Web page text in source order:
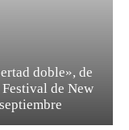
doble», de
de New